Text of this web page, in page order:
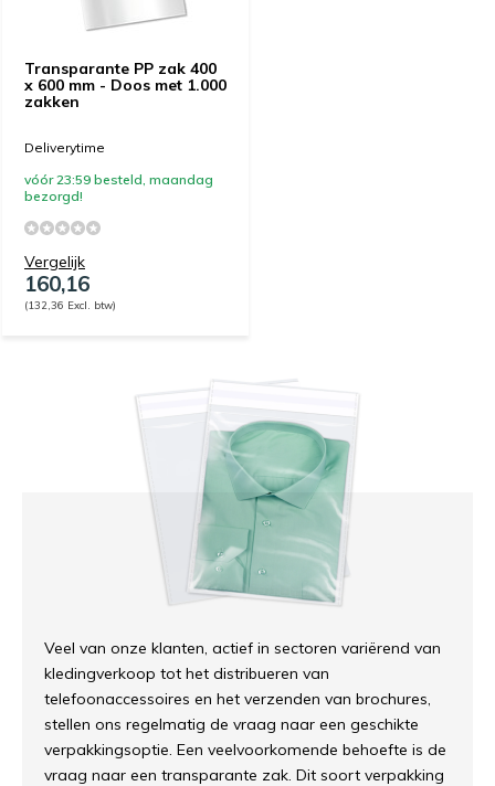
Transparante PP zak 400
x 600 mm - Doos met 1.000
zakken
Deliverytime
vóór 23:59 besteld, maandag
bezorgd!
Vergelijk
160,16
(132,36 Excl. btw)
Veel van onze klanten, actief in sectoren variërend van
kledingverkoop tot het distribueren van
telefoonaccessoires en het verzenden van brochures,
stellen ons regelmatig de vraag naar een geschikte
verpakkingsoptie. Een veelvoorkomende behoefte is de
vraag naar een transparante zak. Dit soort verpakking